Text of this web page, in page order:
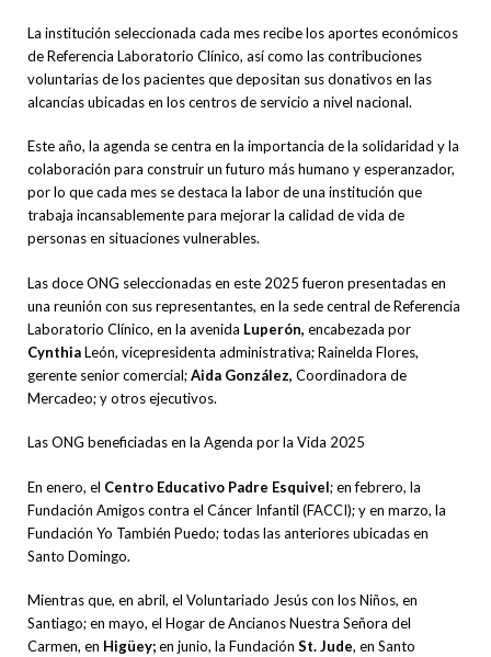
La institución seleccionada cada mes recibe los aportes económicos
de Referencia Laboratorio Clínico, así como las contribuciones
voluntarias de los pacientes que depositan sus donativos en las
alcancías ubicadas en los centros de servicio a nivel nacional.
Este año, la agenda se centra en la importancia de la solidaridad y la
colaboración para construir un futuro más humano y esperanzador,
por lo que cada mes se destaca la labor de una institución que
trabaja incansablemente para mejorar la calidad de vida de
personas en situaciones vulnerables.
Las doce ONG seleccionadas en este 2025 fueron presentadas en
una reunión con sus representantes, en la sede central de Referencia
Laboratorio Clínico, en la avenida Luperón, encabezada por
CynthiaLeón, vicepresidenta administrativa; Rainelda Flores,
gerente senior comercial;Aida González, Coordinadora de
Mercadeo; y otros ejecutivos.
Las ONG beneficiadas en la Agenda por la Vida 2025
En enero, el Centro Educativo Padre Esquivel; en febrero, la
Fundación Amigos contra el Cáncer Infantil (FACCI); y en marzo, la
Fundación Yo También Puedo; todas las anteriores ubicadas en
Santo Domingo.
Mientras que, en abril, el Voluntariado Jesús con los Niños, en
Santiago; en mayo, el Hogar de Ancianos Nuestra Señora del
Carmen, en Higüey;en junio, la Fundación St. Jude, en Santo